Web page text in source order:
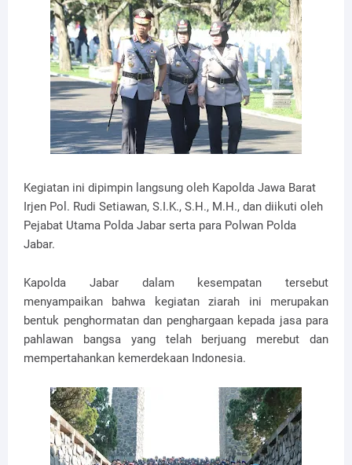
Kegiatan ini dipimpin langsung oleh Kapolda Jawa Barat
Irjen Pol. Rudi Setiawan, S.I.K., S.H., M.H., dan diikuti oleh
Pejabat Utama Polda Jabar serta para Polwan Polda
Jabar.
Kapolda Jabar dalam kesempatan tersebut
menyampaikan bahwa kegiatan ziarah ini merupakan
bentuk penghormatan dan penghargaan kepada jasa para
pahlawan bangsa yang telah berjuang merebut dan
mempertahankan kemerdekaan Indonesia.